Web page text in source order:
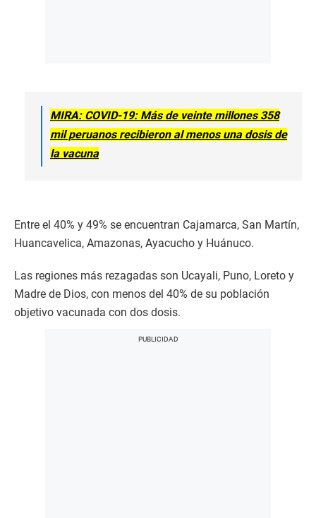
MIRA: COVID-19: Más de veinte millones 358
mil peruanos recibieron al menos una dosis de
la vacuna
Entre el 40% y 49% se encuentran Cajamarca, San Martín,
Huancavelica, Amazonas, Ayacucho y Huánuco.
Las regiones más rezagadas son Ucayali, Puno, Loreto y
Madre de Dios, con menos del 40% de su población
objetivo vacunada con dos dosis.